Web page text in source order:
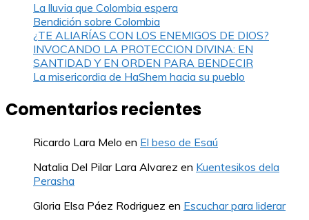
La lluvia que Colombia espera
Bendición sobre Colombia
¿TE ALIARÍAS CON LOS ENEMIGOS DE DIOS?
INVOCANDO LA PROTECCION DIVINA: EN
SANTIDAD Y EN ORDEN PARA BENDECIR
La misericordia de HaShem hacia su pueblo
Comentarios recientes
Ricardo Lara Melo en El beso de Esaú
Natalia Del Pilar Lara Alvarez en Kuentesikos dela
Perasha
Gloria Elsa Páez Rodriguez en Escuchar para liderar